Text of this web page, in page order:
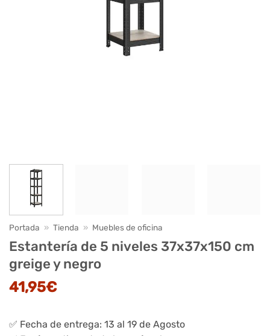
Portada » Tienda » Muebles de oficina
Estantería de 5 niveles 37x37x150 cm
greige y negro
41,95€
✅ Fecha de entrega: 13 al 19 de Agosto